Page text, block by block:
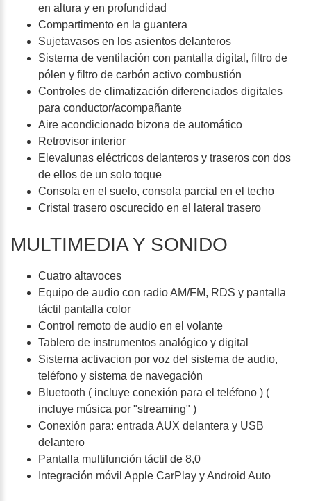
en altura y en profundidad
Compartimento en la guantera
Sujetavasos en los asientos delanteros
Sistema de ventilación con pantalla digital, filtro de
pólen y filtro de carbón activo combustión
Controles de climatización diferenciados digitales
para conductor/acompañante
Aire acondicionado bizona de automático
Retrovisor interior
Elevalunas eléctricos delanteros y traseros con dos
de ellos de un solo toque
Consola en el suelo, consola parcial en el techo
Cristal trasero oscurecido en el lateral trasero
MULTIMEDIA Y SONIDO
Cuatro altavoces
Equipo de audio con radio AM/FM, RDS y pantalla
táctil pantalla color
Control remoto de audio en el volante
Tablero de instrumentos analógico y digital
Sistema activacion por voz del sistema de audio,
teléfono y sistema de navegación
Bluetooth ( incluye conexión para el teléfono ) (
incluye música por "streaming" )
Conexión para: entrada AUX delantera y USB
delantero
Pantalla multifunción táctil de 8,0
Integración móvil Apple CarPlay y Android Auto